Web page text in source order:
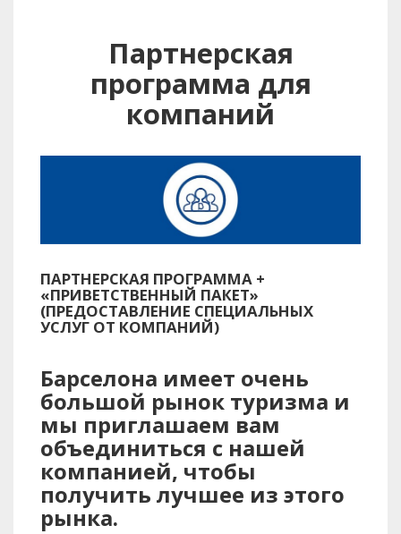
Партнерская
программа для
компаний
ПАРТНЕРСКАЯ ПРОГРАММА +
«ПРИВЕТСТВЕННЫЙ ПАКЕТ»
(ПРЕДОСТАВЛЕНИЕ СПЕЦИАЛЬНЫХ
УСЛУГ ОТ КОМПАНИЙ)
Барселона имеет очень
большой рынок туризма и
мы приглашаем вам
объединиться с нашей
компанией, чтобы
получить лучшее из этого
рынка.